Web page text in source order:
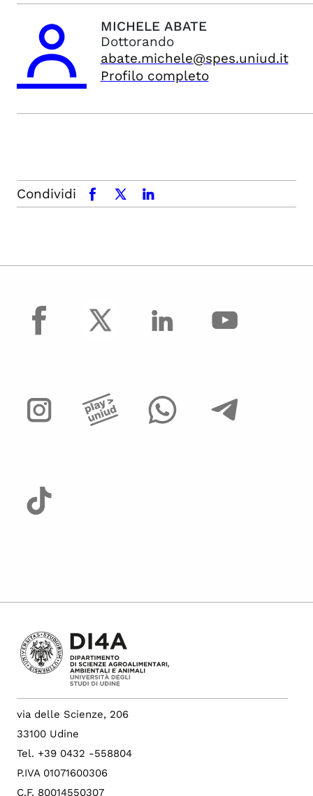
MICHELE ABATE
Dottorando
abate.michele@spes.uniud.it
Profilo completo
Condividi facebookx.comlinkedin
facebook
via delle Scienze, 206
33100 Udine
Tel. +39 0432 -558804
P.IVA 01071600306
C.F. 80014550307